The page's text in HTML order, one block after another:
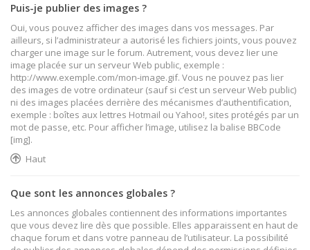
Puis-je publier des images ?
Oui, vous pouvez afficher des images dans vos messages. Par
ailleurs, si l’administrateur a autorisé les fichiers joints, vous pouvez
charger une image sur le forum. Autrement, vous devez lier une
image placée sur un serveur Web public, exemple :
http://www.exemple.com/mon-image.gif. Vous ne pouvez pas lier
des images de votre ordinateur (sauf si c’est un serveur Web public)
ni des images placées derrière des mécanismes d’authentification,
exemple : boîtes aux lettres Hotmail ou Yahoo!, sites protégés par un
mot de passe, etc. Pour afficher l’image, utilisez la balise BBCode
[img].
Haut
Que sont les annonces globales ?
Les annonces globales contiennent des informations importantes
que vous devez lire dès que possible. Elles apparaissent en haut de
chaque forum et dans votre panneau de l’utilisateur. La possibilité